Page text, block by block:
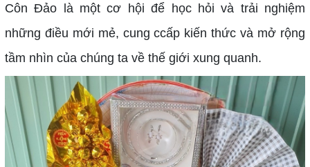
Côn Đảo là một cơ hội để học hỏi và trải nghiệm
những điều mới mẻ, cung ccấp kiến thức và mở rộng
tầm nhìn của chúng ta về thế giới xung quanh.